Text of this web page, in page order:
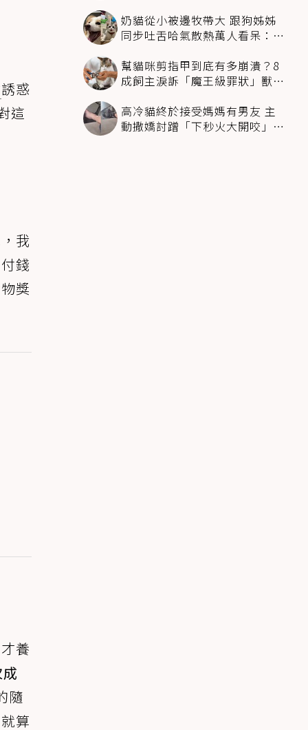
誘惑
這
我
錢
獎
養
隨
算
奶貓從小被邊牧帶大 跟狗姊姊
同步吐舌哈氣散熱萬人看呆：靈
幫貓咪剪指甲到底有多崩潰？8
成飼主淚訴「魔王級罪狀」獸醫
高冷貓終於接受媽媽有男友 主
動撒嬌討蹭「下秒火大開咬」飼